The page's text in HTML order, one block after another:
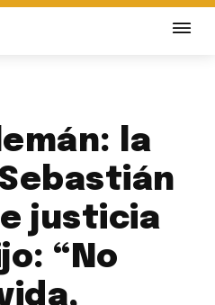
la
justicia
“No